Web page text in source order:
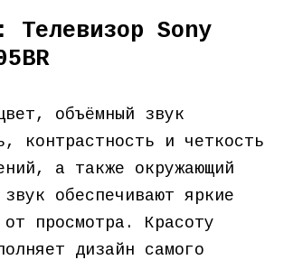
Телевизор Sony
объёмный звук
контрастность и четкость
а также окружающий
звук обеспечивают яркие
от просмотра. Красоту
дизайн самого